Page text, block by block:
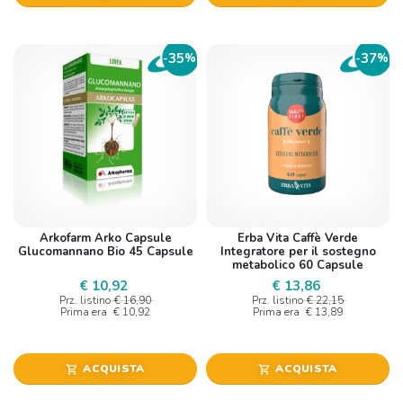
-35%
Arkofarm Arko Capsule
Glucomannano Bio 45 Capsule
€ 10,92
Prz. listino € 16,90
Prima era € 10,92
shopping_cart ACQUISTA
-37%
Erba Vita Caffè Verde
Integratore per il sostegno
metabolico 60 Capsule
€ 13,86
Prz. listino € 22,15
Prima era € 13,89
shopping_cart ACQUISTA